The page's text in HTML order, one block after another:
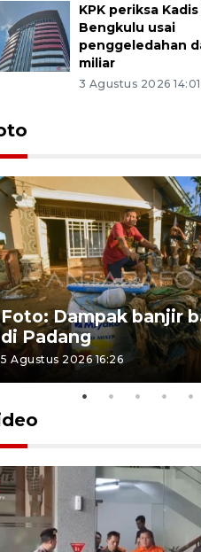
KPK periksa
Bengkulu usai
penggeledahan
miliar
3 Agustus 2026 14:01
Foto: Dampak banjir
di Padang
5 Agustus 2026 16:26